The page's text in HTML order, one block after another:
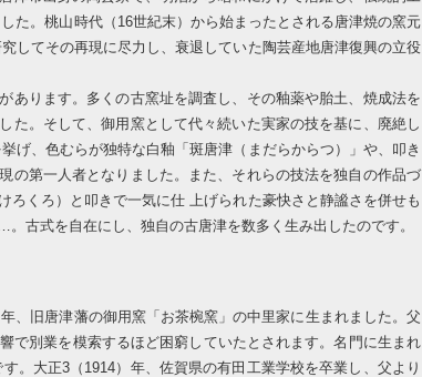
た。桃山時代（16世紀末）から始まったとされる唐津焼の窯元
してその再現に尽力し、衰退していた陶芸産地唐津復興の立役
あります。多くの古窯址を調査し、その釉薬や胎土、焼成法を
た。そして、御用窯として代々続いた実家の技を基に、廃絶し
げ、色むらが独特な白釉「斑唐津（まだらからつ）」や、叩き
の第一人者となりました。また、それらの技法を独自の作品づ
ろくろ）と叩きで一気に仕 上げられた豪快さと静謐さを併せも
古式を自在にし、独自の古唐津を数多く生み出したのです。
、旧唐津藩の御用窯「お茶椀窯」の中里家に生まれました。父
で別業を模索するほど困窮していたとされます。名門に生まれ
。大正3（1914）年、佐賀県の有田工業学校を卒業し、父より